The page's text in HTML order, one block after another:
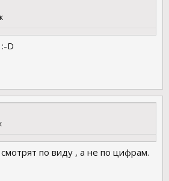
D
по виду , а не по цифрам.